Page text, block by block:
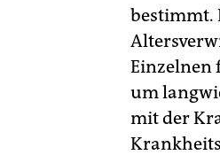
bestimmt.
Einzelnen
um
mit der